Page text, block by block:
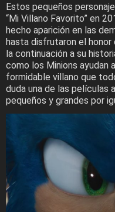
Estos pequeños
“Mi Villano Favorito” en
hecho aparición en las
hasta disfrutaron el honor
la continuación a su
como los Minions ayudan
formidable villano que
duda una de las películas
pequeños y grandes por